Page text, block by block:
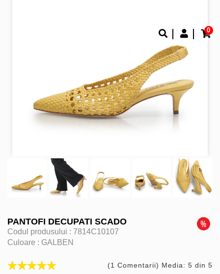
0
PANTOFI DECUPATI SCADO
Codul produsului : 7814C10107
Culoare : GALBEN
(1 Comentarii) Media: 5 din 5